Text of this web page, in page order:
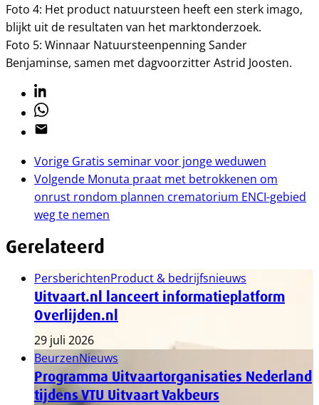
Foto 4: Het product natuursteen heeft een sterk imago,
blijkt uit de resultaten van het marktonderzoek.
Foto 5: Winnaar Natuursteenpenning Sander
Benjaminse, samen met dagvoorzitter Astrid Joosten.
Linkedin
Whatsapp
Email
Vorige Gratis seminar voor jonge weduwen
Volgende Monuta praat met betrokkenen om
onrust rondom plannen crematorium ENCI-gebied
weg te nemen
Gerelateerd
PersberichtenProduct & bedrijfsnieuws
Uitvaart.nl lanceert informatieplatform
Overlijden.nl
29 juli 2026
BeurzenNieuws
Programma Uitvaartorganisaties Nederland
tijdens VTU Uitvaart Vakbeurs